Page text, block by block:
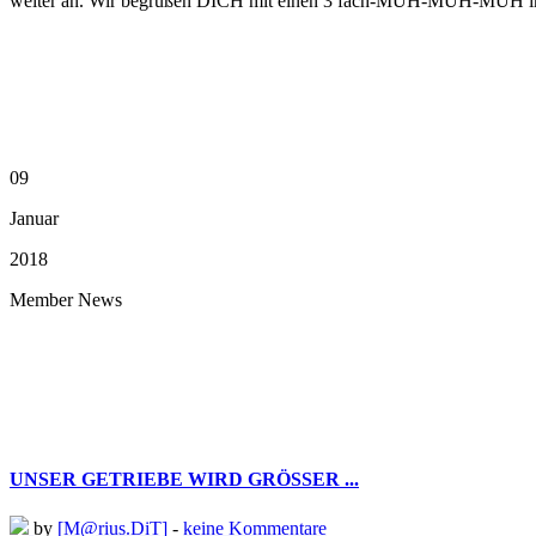
09
Januar
2018
Member News
UNSER GETRIEBE WIRD GRÖSSER ...
by [M@rius.DiT] - keine Kommentare